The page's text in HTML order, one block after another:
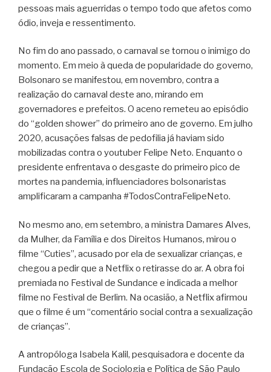
pessoas mais aguerridas o tempo todo que afetos como
ódio, inveja e ressentimento.
No fim do ano passado, o carnaval se tornou o inimigo do
momento. Em meio à queda de popularidade do governo,
Bolsonaro se manifestou, em novembro, contra a
realização do carnaval deste ano, mirando em
governadores e prefeitos. O aceno remeteu ao episódio
do “golden shower” do primeiro ano de governo. Em julho
2020, acusações falsas de pedofilia já haviam sido
mobilizadas contra o youtuber Felipe Neto. Enquanto o
presidente enfrentava o desgaste do primeiro pico de
mortes na pandemia, influenciadores bolsonaristas
amplificaram a campanha #TodosContraFelipeNeto.
No mesmo ano, em setembro, a ministra Damares Alves,
da Mulher, da Família e dos Direitos Humanos, mirou o
filme “Cuties”, acusado por ela de sexualizar crianças, e
chegou a pedir que a Netflix o retirasse do ar. A obra foi
premiada no Festival de Sundance e indicada a melhor
filme no Festival de Berlim. Na ocasião, a Netflix afirmou
que o filme é um “comentário social contra a sexualização
de crianças”.
A antropóloga Isabela Kalil, pesquisadora e docente da
Fundação Escola de Sociologia e Política de São Paulo